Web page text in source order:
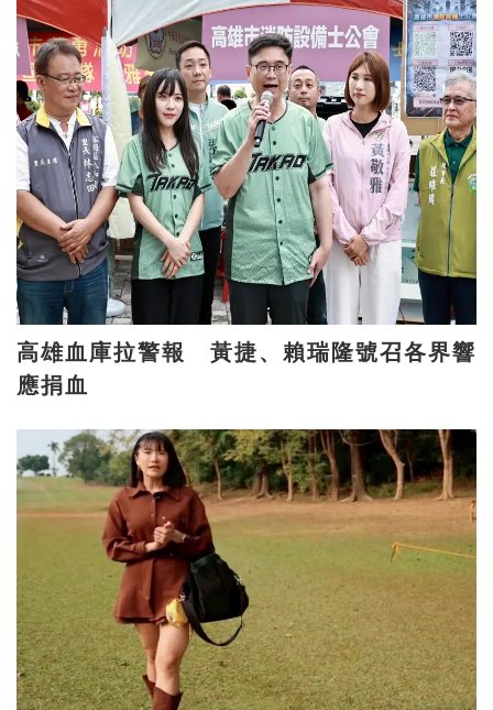
高雄血庫拉警報 黃捷、賴瑞隆號召各界響
應捐血